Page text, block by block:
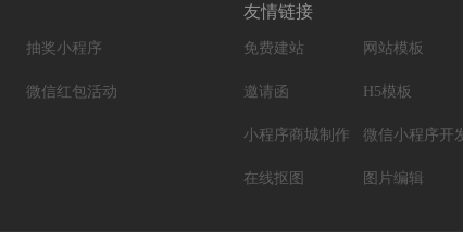
抽奖小程序
微信红包活动
友情链接
免费建站 网站模板
邀请函 H5模板
小程序商城制作 微信小程序开
在线抠图 图片编辑